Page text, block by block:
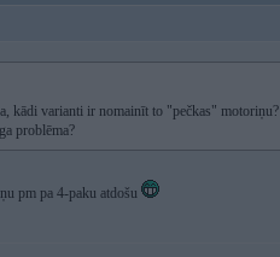
kādi varianti ir nomainīt to "pečkas" motoriņu?
problēma?
pm pa 4-paku atdošu